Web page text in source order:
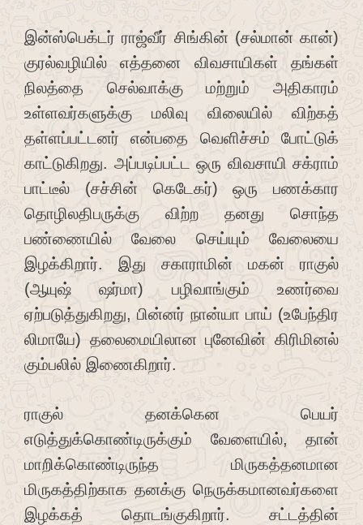
இன்ஸ்பெக்டர் ராஜ்வீர் சிங்கின் (சல்மான் கான்)
குரல்வழியில் எத்தனை விவசாயிகள் தங்கள்
நிலத்தை செல்வாக்கு மற்றும் அதிகாரம்
உள்ளவர்களுக்கு மலிவு விலையில் விற்கத்
தள்ளப்பட்டனர் என்பதை வெளிச்சம் போட்டுக்
காட்டுகிறது. அப்படிப்பட்ட ஒரு விவசாயி சக்ராம்
பாட்டீல் (சச்சின் கெடேகர்) ஒரு பணக்கார
தொழிலதிபருக்கு விற்ற தனது சொந்த
பண்ணையில் வேலை செய்யும் வேலையை
இழக்கிறார். இது சகாராமின் மகன் ராகுல்
(ஆயுஷ் ஷர்மா) பழிவாங்கும் உணர்வை
ஏற்படுத்துகிறது, பின்னர் நான்யா பாய் (உபேந்திர
லிமாயே) தலைமையிலான புனேவின் கிரிமினல்
கும்பலில் இணைகிறார்.
ராகுல் தனக்கென பெயர்
எடுத்துக்கொண்டிருக்கும் வேளையில், தான்
மாறிக்கொண்டிருந்த மிருகத்தனமான
மிருகத்திற்காக தனக்கு நெருக்கமானவர்களை
இழக்கத் தொடங்குகிறார். சட்டத்தின்